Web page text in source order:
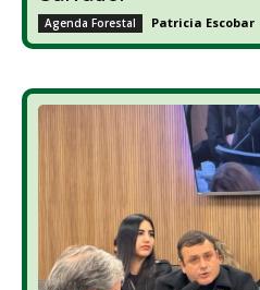
Agenda Forestal Patricia Escobar